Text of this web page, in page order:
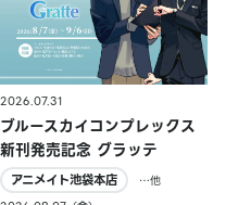
2026.07.31
ブルースカイコンプレックス
新刊発売記念 グラッテ
アニメイト池袋本店
…他